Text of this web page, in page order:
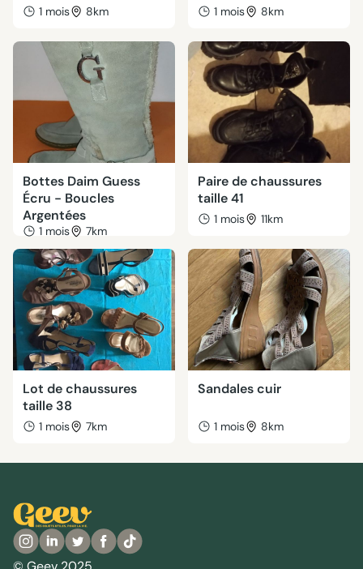
1 mois 8km 1 mois 8km
Bottes Daim Guess
Écru - Boucles
Argentées
1 mois 7km
Paire de chaussures
taille 41
1 mois 11km
Lot de chaussures
taille 38
1 mois 7km
Sandales cuir
1 mois 8km